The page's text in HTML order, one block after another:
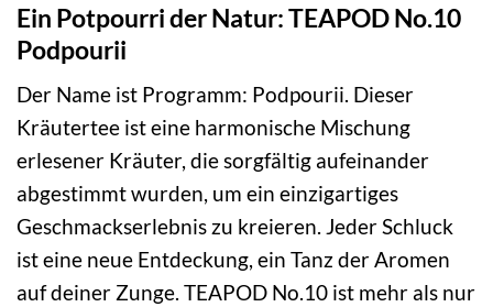
Ein Potpourri der Natur: TEAPOD No.10
Podpourii
Der Name ist Programm: Podpourii. Dieser
Kräutertee ist eine harmonische Mischung
erlesener Kräuter, die sorgfältig aufeinander
abgestimmt wurden, um ein einzigartiges
Geschmackserlebnis zu kreieren. Jeder Schluck
ist eine neue Entdeckung, ein Tanz der Aromen
auf deiner Zunge. TEAPOD No.10 ist mehr als nur